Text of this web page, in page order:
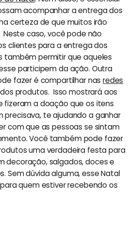
acompanhar a entrega dos
certeza de que muitos irão
caso, você pode não
clientes para a entrega dos
também permitir que aqueles
participem da ação. Outra
fazer é compartilhar nasredes
produtos. Isso mostrará aos
fizeram a doação que os itens
precisava, te ajudando a ganhar
com que as pessoas se sintam
Você também pode fazer
uma verdadeira festa para
decoração, salgados, doces e
Sem dúvida alguma, esse Natal
quem estiver recebendo os